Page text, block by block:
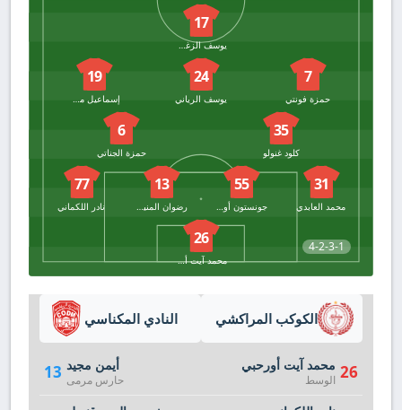
4-2-3-1
17
يوسف الزغودي
7
حمزة فونتي
24
يوسف الرياني
19
إسماعيل محراب
35
كلود غنولو
6
حمزة الجناتي
31
محمد العابدي
55
جونستون أوموروا
13
رضوان المنيوي
77
نادر اللكماني
26
محمد آيت أورحبي
النادي المكناسي
13 أيمن مجيد
حارس مرمى
الكوكب المراكشي
26 محمد آيت أورحبي
الوسط